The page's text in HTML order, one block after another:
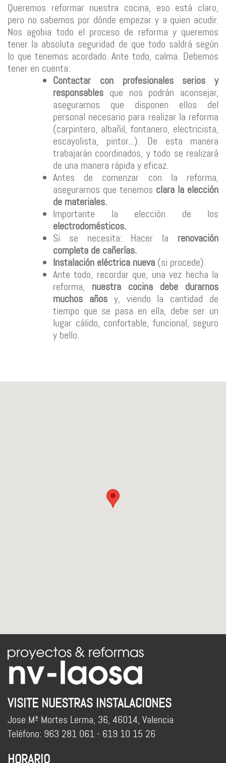
Queremos reformar nuestra cocina, eso está claro,
pero no sabemos por dónde empezar y a quien acudir.
Nos agobia todo el proceso de reforma y queremos
tener la absoluta seguridad de que todo saldrá según
lo que tenemos acordado. Ante todo, calma. Debemos
tener en cuenta:
Contactar con profesionales serios y
responsables que nos podrán aconsejar,
asegurarnos que disponen ellos del
personal necesario para realizar la reforma
(carpintero, albañil, fontanero, electricista,
escayolista, pintor...). De esta manera
trabajarán coordinados, y todo se realizará
de una manera rápida y eficaz.
Antes de comenzar con la reforma,
asegurarnos que tenemos clara la elección
de materiales.
Importante la elección de los
electrodomésticos.
Si se necesita: Hacer la renovación
completa de cañerías.
Instalación eléctrica nueva (si procede).
Ante todo, recordar que, una vez hecha la
reforma, nuestra cocina debe durarnos
muchos añosy, viendo la cantidad de
tiempo que se pasa en ella, debe ser un
lugar cálido, confortable, funcional, seguro
y bello.
VISITE NUESTRAS INSTALACIONES
Jose Mª Mortes Lerma, 36, 46014, Valencia
Teléfono: 963 281 061 - 619 10 15 26
HORARIO